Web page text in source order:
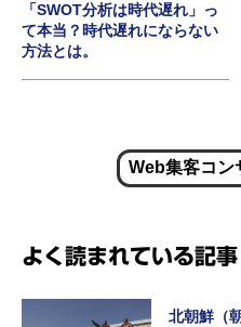
「SWOT分析は時代遅れ」っ
て本当？時代遅れにならない
方法とは。
Web集客コン
よく読まれている記事
北朝鮮（